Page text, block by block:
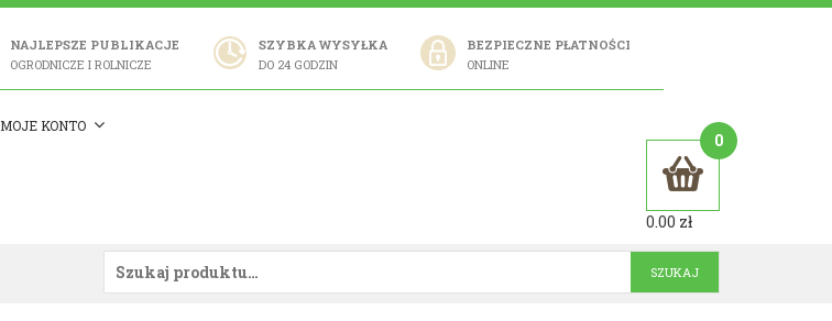
NAJLEPSZE PUBLIKACJE
OGRODNICZE I ROLNICZE
SZYBKA WYSYŁKA
DO 24 GODZIN
BEZPIECZNE PŁATNOŚCI
ONLINE
MOJE KONTO
0
0.00 zł